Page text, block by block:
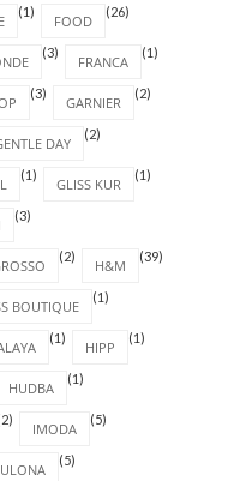
(1)
FOOD
(26)
(3)
FRANCA
(1)
(3)
GARNIER
(2)
DAY
(2)
(1)
GLISS KUR
(1)
(3)
(2)
H&M
(39)
BOUTIQUE
(1)
(1)
HIPP
(1)
HUDBA
(1)
IMODA
(5)
(5)